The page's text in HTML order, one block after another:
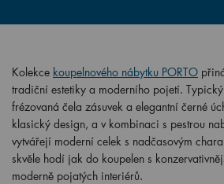
Kolekce koupelnového nábytku PORTO
tradiční estetiky a moderního pojetí.
frézovaná čela zásuvek a elegantní černé
klasický design, a v kombinaci s pestrou
vytvářejí moderní celek s nadčasovým
skvěle hodí jak do koupelen s
moderně pojatých interiérů.